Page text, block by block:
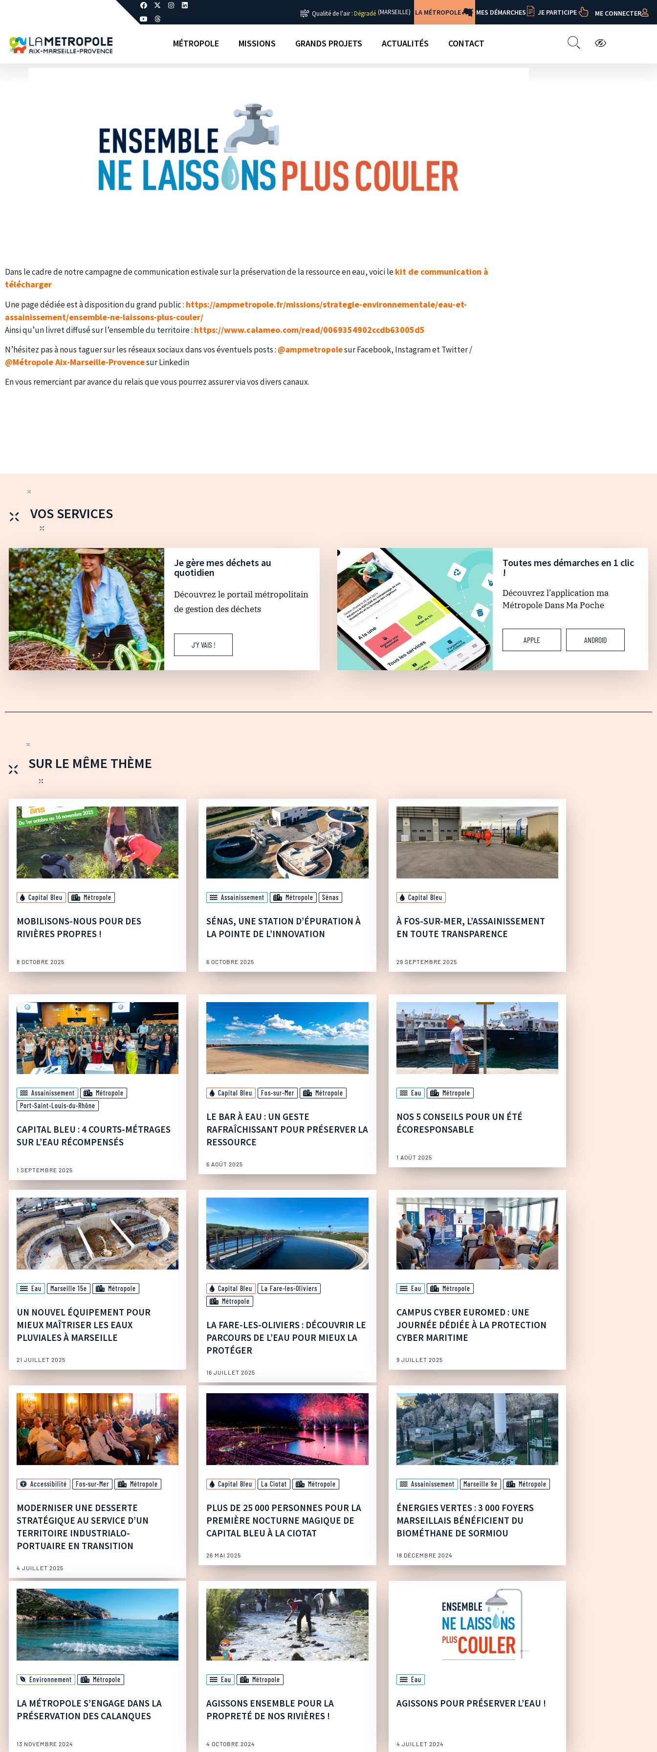
Qualité de l'air :Dégradé (MARSEILLE) LA MÉTROPOLE MES DÉMARCHES JE PARTICIPE ME CONNECTER
MÉTROPOLE MISSIONS GRANDS PROJETS ACTUALITÉS CONTACT
Dans le cadre de notre campagne de communication estivale sur la préservation de la ressource en eau, voici lekit de communication à
télécharger
Une page dédiée est à disposition du grand public : https://ampmetropole.fr/missions/strategie-environnementale/eau-et-
assainissement/ensemble-ne-laissons-plus-couler/
Ainsi qu’un livret diffusé sur l’ensemble du territoire : https://www.calameo.com/read/0069354902ccdb63005d5
N’hésitez pas à nous taguer sur les réseaux sociaux dans vos éventuels posts : @ampmetropolesur Facebook, Instagram et Twitter /
@Métropole Aix-Marseille-Provencesur Linkedin
En vous remerciant par avance du relais que vous pourrez assurer via vos divers canaux.
VOS SERVICES
Je gère mes déchets au
quotidien
Découvrez le portail métropolitain
de gestion des déchets
J'Y VAIS !
Toutes mes démarches en 1 clic
!
Découvrez l’application ma
Métropole Dans Ma Poche
APPLE ANDROID
SUR LE MÊME THÈME
Capital Bleu Métropole
MOBILISONS-NOUS POUR DES
RIVIÈRES PROPRES !
8 OCTOBRE 2025
Assainissement Métropole Sénas
SÉNAS, UNE STATION D’ÉPURATION À
LA POINTE DE L’INNOVATION
6 OCTOBRE 2025
Capital Bleu
À FOS-SUR-MER, L’ASSAINISSEMENT
EN TOUTE TRANSPARENCE
29 SEPTEMBRE 2025
Assainissement
Métropole
Port-Saint-Louis-du-Rhône
CAPITAL BLEU : 4 COURTS-MÉTRAGES
SUR L’EAU RÉCOMPENSÉS
1 SEPTEMBRE 2025
Capital Bleu Fos-sur-Mer Métropole
LE BAR À EAU : UN GESTE
RAFRAÎCHISSANT POUR PRÉSERVER LA
RESSOURCE
6 AOÛT 2025
Eau Métropole
NOS 5 CONSEILS POUR UN ÉTÉ
ÉCORESPONSABLE
1 AOÛT 2025
Eau Marseille 15e Métropole
UN NOUVEL ÉQUIPEMENT POUR
MIEUX MAÎTRISER LES EAUX
PLUVIALES À MARSEILLE
21 JUILLET 2025
Capital Bleu
La Fare-les-Oliviers
Métropole
LA FARE-LES-OLIVIERS : DÉCOUVRIR LE
PARCOURS DE L’EAU POUR MIEUX LA
PROTÉGER
16 JUILLET 2025
Eau Métropole
CAMPUS CYBER EUROMED : UNE
JOURNÉE DÉDIÉE À LA PROTECTION
CYBER MARITIME
9 JUILLET 2025
Accessibilité Fos-sur-Mer Métropole
MODERNISER UNE DESSERTE
STRATÉGIQUE AU SERVICE D’UN
TERRITOIRE INDUSTRIALO-
PORTUAIRE EN TRANSITION
4 JUILLET 2025
Capital Bleu La Ciotat Métropole
PLUS DE 25 000 PERSONNES POUR LA
PREMIÈRE NOCTURNE MAGIQUE DE
CAPITAL BLEU À LA CIOTAT
26 MAI 2025
Assainissement Marseille 9e Métropole
ÉNERGIES VERTES : 3 000 FOYERS
MARSEILLAIS BÉNÉFICIENT DU
BIOMÉTHANE DE SORMIOU
18 DÉCEMBRE 2024
Environnement Métropole
LA MÉTROPOLE S’ENGAGE DANS LA
PRÉSERVATION DES CALANQUES
13 NOVEMBRE 2024
Eau Métropole
AGISSONS ENSEMBLE POUR LA
PROPRETÉ DE NOS RIVIÈRES !
4 OCTOBRE 2024
Eau
AGISSONS POUR PRÉSERVER L’EAU !
4 JUILLET 2024